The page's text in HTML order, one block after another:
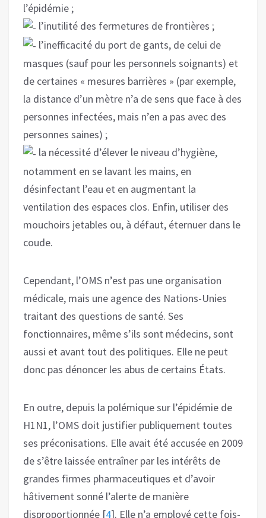
l’épidémie ;
l’inutilité des fermetures de frontières ;
l’inefficacité du port de gants, de celui de
masques (sauf pour les personnels soignants) et
de certaines « mesures barrières » (par exemple,
la distance d’un mètre n’a de sens que face à des
personnes infectées, mais n’en a pas avec des
personnes saines) ;
la nécessité d’élever le niveau d’hygiène,
notamment en se lavant les mains, en
désinfectant l’eau et en augmentant la
ventilation des espaces clos. Enfin, utiliser des
mouchoirs jetables ou, à défaut, éternuer dans le
coude.
Cependant, l’OMS n’est pas une organisation
médicale, mais une agence des Nations-Unies
traitant des questions de santé. Ses
fonctionnaires, même s’ils sont médecins, sont
aussi et avant tout des politiques. Elle ne peut
donc pas dénoncer les abus de certains États.
En outre, depuis la polémique sur l’épidémie de
H1N1, l’OMS doit justifier publiquement toutes
ses préconisations. Elle avait été accusée en 2009
de s’être laissée entraîner par les intérêts de
grandes firmes pharmaceutiques et d’avoir
hâtivement sonné l’alerte de manière
disproportionnée [4]. Elle n’a employé cette fois-